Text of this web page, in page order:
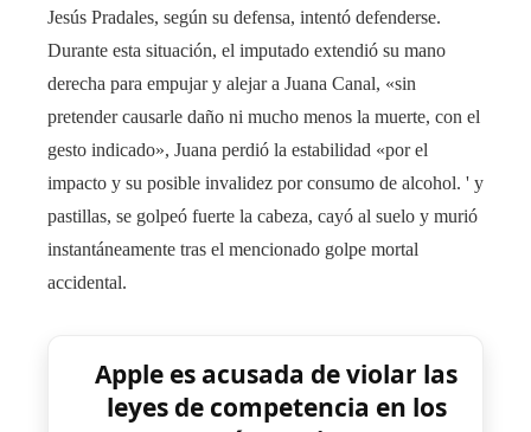
Jesús Pradales, según su defensa, intentó defenderse.
Durante esta situación, el imputado extendió su mano
derecha para empujar y alejar a Juana Canal, «sin
pretender causarle daño ni mucho menos la muerte, con el
gesto indicado», Juana perdió la estabilidad «por el
impacto y su posible invalidez por consumo de alcohol. ' y
pastillas, se golpeó fuerte la cabeza, cayó al suelo y murió
instantáneamente tras el mencionado golpe mortal
accidental.
Apple es acusada de violar las
leyes de competencia en los